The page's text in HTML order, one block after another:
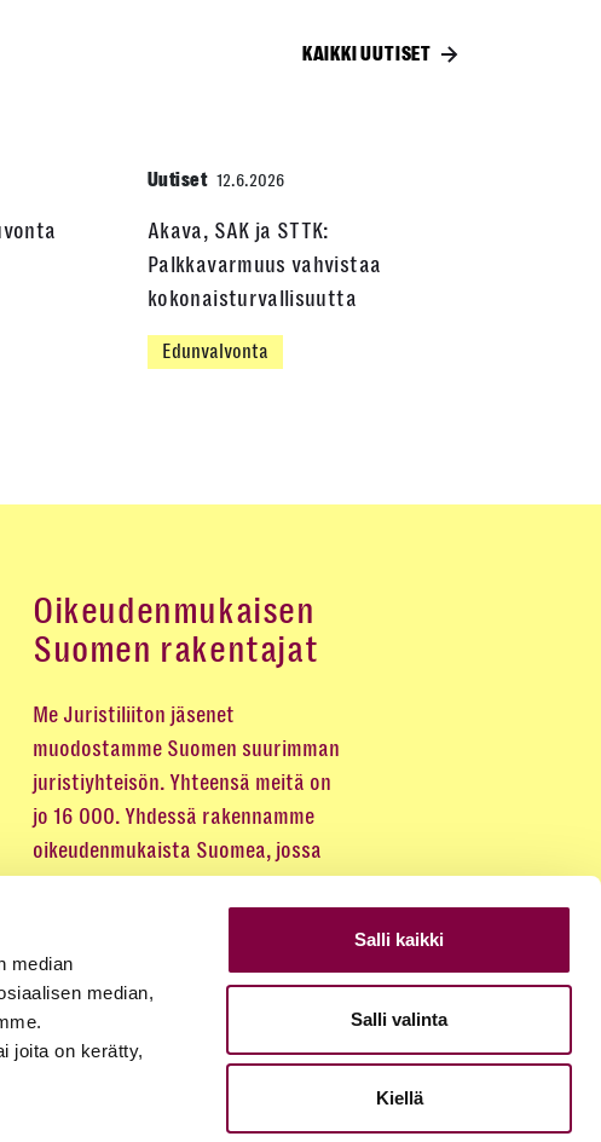
median
median,
joita on kerätty,
Salli kaikki
Salli valinta
Kiellä
KAIKKI UUTISET
Uutiset 12.6.2026
Akava, SAK ja STTK:
Palkkavarmuus vahvistaa
kokonaisturvallisuutta
Edunvalvonta
Oikeudenmukaisen
Suomen rakentajat
Me Juristiliiton jäsenet
muodostamme Suomen suurimman
juristiyhteisön. Yhteensä meitä on
jo 16 000. Yhdessä rakennamme
oikeudenmukaista Suomea, jossa